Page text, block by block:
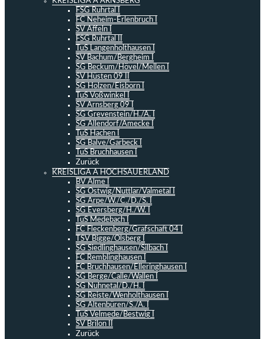
FSG Ruhrtal I
FC Neheim-Erlenbruch I
SV Affeln I
FSG Ruhrtal II
TuS Langenholthausen I
SV Bachum/Bergheim I
SG Beckum/Hövel/Mellen I
SV Hüsten 09 II
SG Holzen/Eisborn I
TuS Voßwinkel I
SV Arnsberg 09 I
SG Grevenstein/H./A. I
SG Allendorf/Amecke I
TuS Hachen I
SG Balve/Garbeck I
TuS Bruchhausen I
Zurück
KREISLIGA A HOCHSAUERLAND
BV Alme I
SG Ostwig/Nuttlar/Valmetal I
SG Arpe/W./C./D./S. I
SG Eversberg/H./W. I
TuS Medebach I
FC Fleckenberg/Grafschaft 04 I
TSV Bigge/Olsberg I
SG Siedlinghausen/Silbach I
FC Remblinghausen I
FC Bruchhausen/Elleringhausen I
SG Berge/Calle/Wallen I
SG Nuhnetal/D./H. I
SG Reiste/Wenholthausen I
SG Altenbüren/S./A. I
TuS Velmede/Bestwig I
SV Brilon II
Zurück